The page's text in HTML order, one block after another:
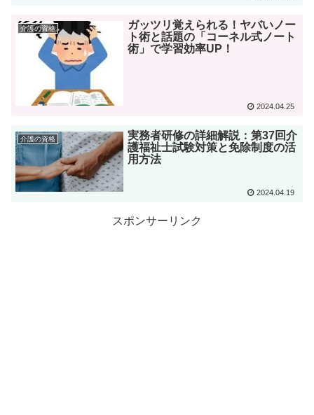
介護の資格
ガッツリ覚えられる！ヤバいノー
ト術と話題の「コーネル式ノート
術」で学習効率UP！
2024.04.25
介護の資格
実務者研修の詳細解説：第37回介
護福祉士試験対策と免除制度の活
用方法
2024.04.19
スポンサーリンク